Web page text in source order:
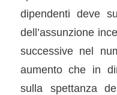
dipendenti deve
dell’assunzione
successive nel
aumento che in
sulla spettanza